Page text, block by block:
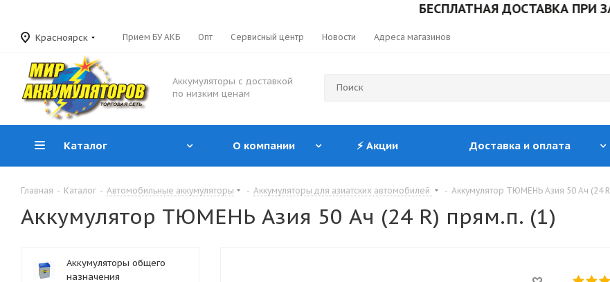
БЕСПЛАТНАЯ ДОСТАВКА ПРИ
Красноярск Прием БУ АКБ Опт Сервисный центр Новости Адреса магазинов
Аккумуляторы с доставкой
по низким ценам
Каталог О компании ⚡ Акции Доставка и оплата
Главная - Каталог - Автомобильные аккумуляторы - Аккумуляторы для азиатских автомобилей - Аккумулятор ТЮМЕНЬ Азия 50 Ач (24
Аккумулятор ТЮМЕНЬ Азия 50 Ач (24 R) прям.п. (1)
Аккумуляторы общего
назначения